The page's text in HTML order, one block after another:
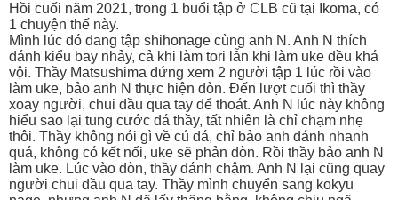
Hồi cuối năm 2021, trong 1 buổi tập ở CLB cũ tại Ikoma, có
1 chuyện thế này.
Mình lúc đó đang tập shihonage cùng anh N. Anh N thích
đánh kiểu bay nhảy, cả khi làm tori lẫn khi làm uke đều khá
vội. Thầy Matsushima đứng xem 2 người tập 1 lúc rồi vào
làm uke, bảo anh N thực hiện đòn. Đến lượt cuối thì thầy
xoay người, chui đầu qua tay để thoát. Anh N lúc này không
hiểu sao lại tung cước đá thầy, tất nhiên là chỉ chạm nhẹ
thôi. Thầy không nói gì về cú đá, chỉ bảo anh đánh nhanh
quá, không có kết nối, uke sẽ phản đòn. Rồi thầy bảo anh N
làm uke. Lúc vào đòn, thầy đánh chậm. Anh N lại cũng quay
người chui đầu qua tay. Thầy mình chuyển sang kokyu